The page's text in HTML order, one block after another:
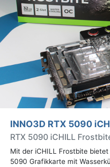
INNO3D RTX 5090
RTX 5090 iCHILL
Mit der iCHILL Frostbite bietet
5090 Grafikkarte mit